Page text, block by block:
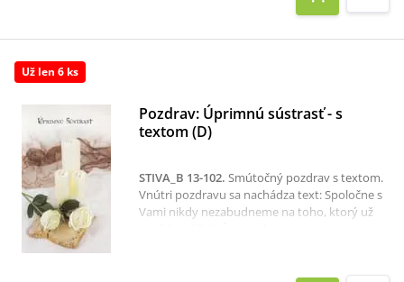
týchto publikovaných úvah... Táto kniha môže
viacero kazateľov pri mnohopočetných
Už len 6 ks
Pozdrav: Úprimnú sústrasť - s
textom (D)
STIVA_B 13-102. Smútočný pozdrav s textom.
Vnútri pozdravu sa nachádza text: Spoločne s
Vami nikdy nezabudneme na toho, ktorý už